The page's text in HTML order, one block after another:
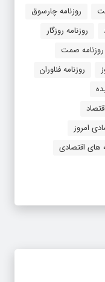
روزنامه چارسوق
روزنامه روزگار
روزنامه صمت
روزنامه فناوران
امروز
های اقتصادی